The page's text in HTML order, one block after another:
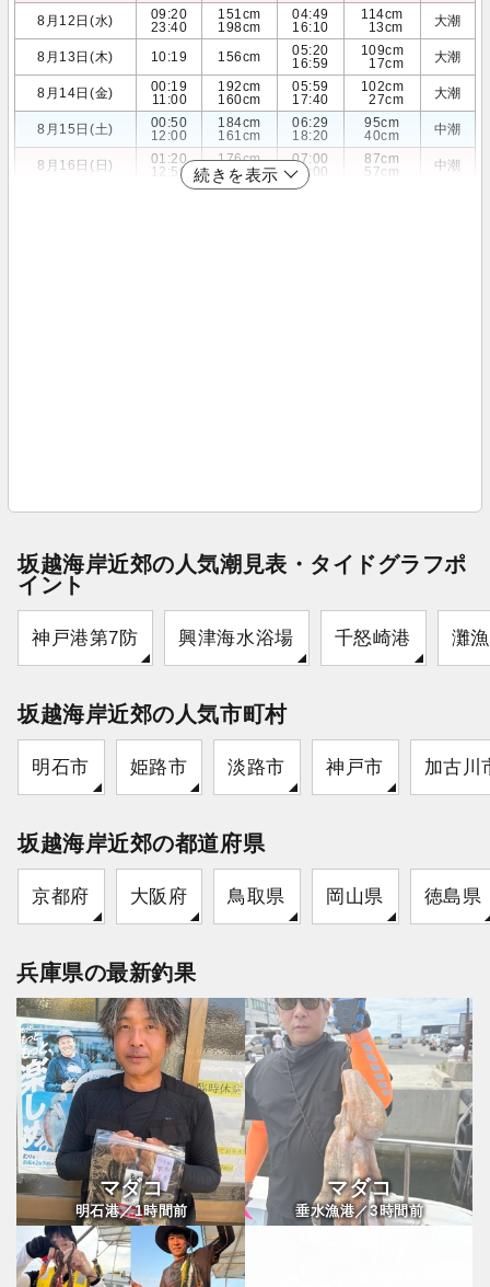
8月12日(水)
09:20
23:40
151cm
198cm
04:49
16:10
114cm
13cm
大潮
8月13日(木) 10:19 156cm
05:20
16:59
109cm
17cm
大潮
8月14日(金)
00:19
11:00
192cm
160cm
05:59
17:40
102cm
27cm
大潮
8月15日(土)
00:50
12:00
184cm
161cm
06:29
18:20
95cm
40cm
中潮
8月16日(日)
01:20
12:59
176cm
160cm
07:00
19:00
87cm
57cm
中潮
続きを表示
坂越海岸近郊の人気潮見表・タイドグラフポ
イント
神戸港第7防 興津海水浴場 千怒崎港 灘
坂越海岸近郊の人気市町村
明石市 姫路市 淡路市 神戸市 加古川
坂越海岸近郊の都道府県
京都府 大阪府 鳥取県 岡山県 徳島県
兵庫県の最新釣果
マダコ
明石港／1時間前
マダコ
垂水漁港／3時間前